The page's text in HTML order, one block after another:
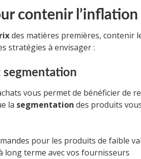
contenir l’inflation
des matières premières, contenir
stratégies à envisager :
segmentation
vous permet de bénéficier de
la segmentation des produits
pour les produits de faible
long terme avec vos fournisseurs